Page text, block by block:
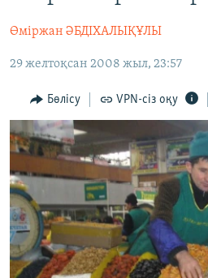
main
Navigation
Skip
Search
АДАМ ҚҰҚЫҚТАРЫ
ӘЛЕУМЕТ
ӘЛЕМ
АРНАЙЫ ЖОБАЛАР
Русский
ЖАЗЫЛЫҢЫЗ
Өміржан ӘБДІХАЛЫҚҰЛЫ
29 желтоқсан 2008 жыл, 23:57
Бөлісу VPN-сіз оқу